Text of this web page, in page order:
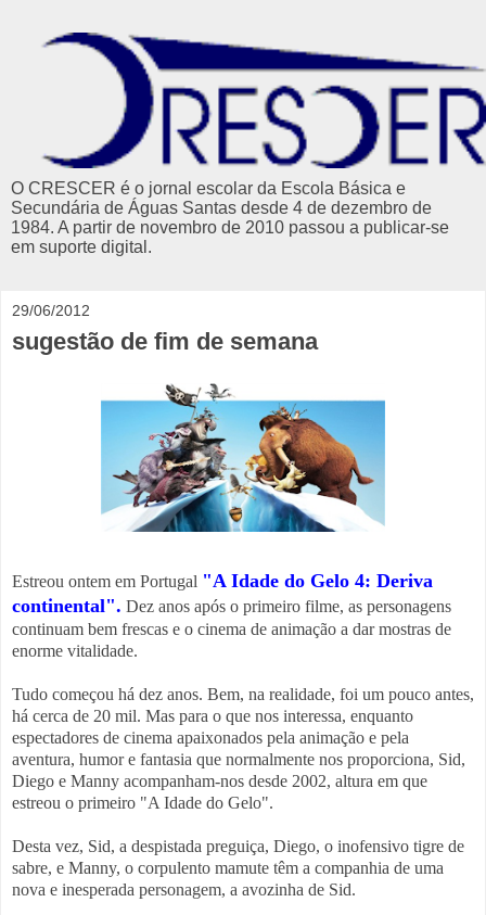
O CRESCER é o jornal escolar da Escola Básica e
Secundária de Águas Santas desde 4 de dezembro de
1984. A partir de novembro de 2010 passou a publicar-se
em suporte digital.
29/06/2012
sugestão de fim de semana
Estreou ontem em Portugal "A Idade do Gelo 4: Deriva
continental". Dez anos após o primeiro filme, as personagens
continuam bem frescas e o cinema de animação a dar mostras de
enorme vitalidade.
Tudo começou há dez anos. Bem, na realidade, foi um pouco antes,
há cerca de 20 mil. Mas para o que nos interessa, enquanto
espectadores de cinema apaixonados pela animação e pela
aventura, humor e fantasia que normalmente nos proporciona, Sid,
Diego e Manny acompanham-nos desde 2002, altura em que
estreou o primeiro "A Idade do Gelo".
Desta vez, Sid, a despistada preguiça, Diego, o inofensivo tigre de
sabre, e Manny, o corpulento mamute têm a companhia de uma
nova e inesperada personagem, a avozinha de Sid.